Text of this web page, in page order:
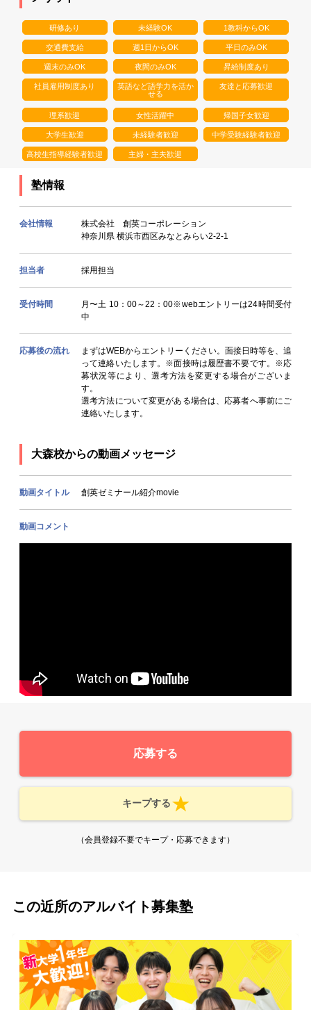
研修あり 未経験OK 1教科からOK
交通費支給 週1日からOK 平日のみOK
週末のみOK 夜間のみOK 昇給制度あり
社員雇用制度あり
英語など語学力を活か
せる
友達と応募歓迎
理系歓迎 女性活躍中 帰国子女歓迎
大学生歓迎 未経験者歓迎 中学受験経験者歓迎
高校生指導経験者歓迎 主婦・主夫歓迎
塾情報
会社情報
株式会社 創英コーポレーション
神奈川県 横浜市西区みなとみらい2-2-1
担当者 採用担当
受付時間
月〜土 10：00～22：00※webエントリーは24時間受付
中
応募後の流れ
まずはWEBからエントリーください。面接日時等を、追
って連絡いたします。※面接時は履歴書不要です。※応
募状況等により、選考方法を変更する場合がございま
す。
選考方法について変更がある場合は、応募者へ事前にご
連絡いたします。
大森校からの動画メッセージ
動画タイトル 創英ゼミナール紹介movie
動画コメント
応募する
キープする
（会員登録不要でキープ・応募できます）
この近所のアルバイト募集塾